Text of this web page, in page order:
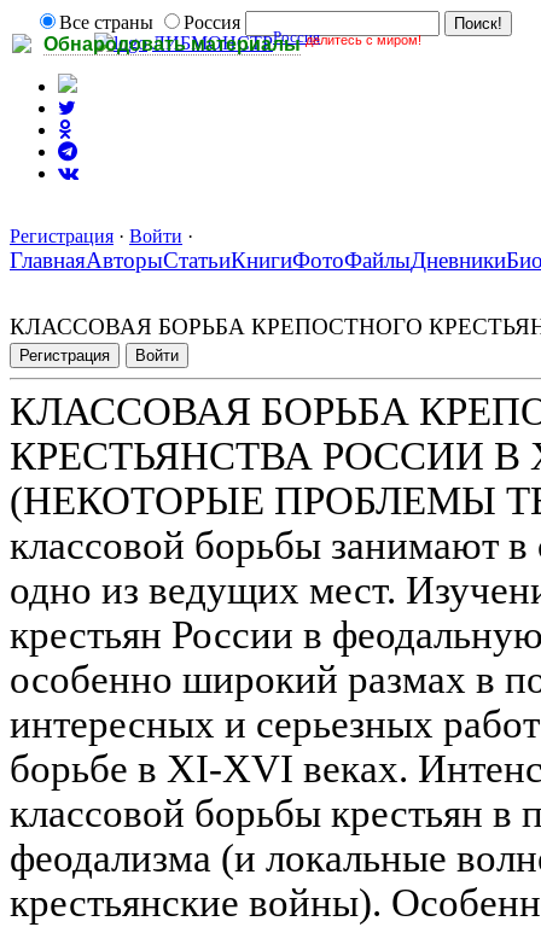
Обнародовать материалы делитесь с миром!
Все страны
Россия
ЛИБМОНСТРРоссия
Регистрация · Войти ·
ГлавнаяАвторыСтатьиКнигиФотоФайлыДневники
КЛАССОВАЯ БОРЬБА КРЕПОСТНОГО
Регистрация Войти
КЛАССОВАЯ БОРЬБА
КРЕСТЬЯНСТВА РОССИИ В
(НЕКОТОРЫЕ ПРОБЛЕМЫ
классовой борьбы занимают в
одно из ведущих мест.
крестьян России в
особенно широкий размах в
интересных и серьезных
борьбе в XI-XVI веках.
классовой борьбы крестьян в
феодализма (и локальные
крестьянские войны).